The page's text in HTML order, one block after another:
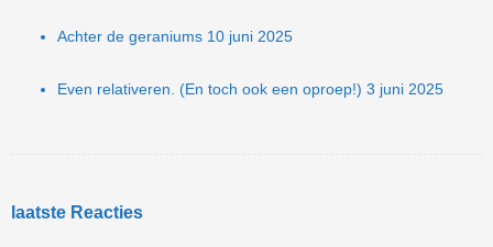
Achter de geraniums 10 juni 2025
Even relativeren. (En toch ook een oproep!) 3 juni 2025
laatste Reacties